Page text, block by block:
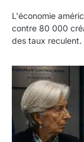
L'économie
contre 80 000
des taux reculent.
Yen :